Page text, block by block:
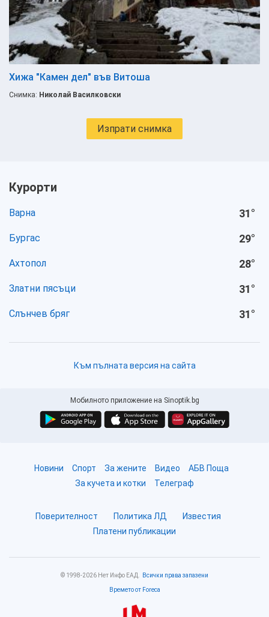
Хижа "Камен дел" във Витоша
Снимка: Николай Василковски
Изпрати снимка
Курорти
Варна 31°
Бургас 29°
Ахтопол 28°
Златни пясъци 31°
Слънчев бряг 31°
Към пълната версия на сайта
Мобилното приложение на Sinoptik.bg
Новини Спорт За жените Видео
АБВ Поща
За кучета и котки
Телеграф
Поверителност Политика ЛД
Известия
Платени публикации
© 1998-2026 Нет Инфо ЕАД. Всички права запазени
Времето от Foreca